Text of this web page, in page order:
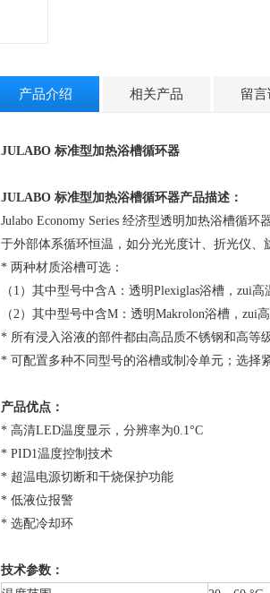
产品介绍 相关产品 留
JULABO 标准型加热浴槽循环器
JULABO 标准型加热浴槽循环器产品描述：
Julabo Economy Series 经济型透明加热浴槽循
于外部体系循环恒温，如分光光度计、折光仪、
* 两种材质浴槽可选：
（1）其中型号中含A：透明Plexiglas浴槽，zui
（2）其中型号中含M：透明Makrolon浴槽，zui
* 所有浸入浴液的部件都由高品质不锈钢和高等
* 可配置多种不同型号的浴槽或制冷单元；选择
产品优点：
* 高清LED温度显示，分辨率为0.1°C
* PID1温度控制技术
* 超温电源切断和干烧保护功能
* 低液位报警
* 选配冷却环
技术参数：